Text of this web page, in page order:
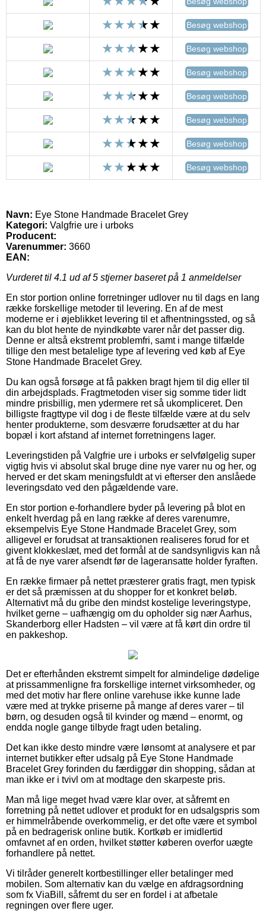
Besøg webshop
Besøg webshop
Besøg webshop
Besøg webshop
Besøg webshop
Besøg webshop
Besøg webshop
Navn: Eye Stone Handmade Bracelet Grey
Kategori: Valgfrie ure i urboks
Producent:
Varenummer: 3660
EAN:
Vurderet til 4.1 ud af 5 stjerner baseret på 1 anmeldelser
En stor portion online forretninger udlover nu til dags en lang
række forskellige metoder til levering. En af de mest
moderne er i øjeblikket levering til et afhentningssted, og så
kan du blot hente de nyindkøbte varer når det passer dig.
Denne er altså ekstremt problemfri, samt i mange tilfælde
tillige den mest betalelige type af levering ved køb af Eye
Stone Handmade Bracelet Grey.
Du kan også forsøge at få pakken bragt hjem til dig eller til
din arbejdsplads. Fragtmetoden viser sig somme tider lidt
mindre prisbillig, men ydermere ret så ukompliceret. Den
billigste fragttype vil dog i de fleste tilfælde være at du selv
henter produkterne, som desværre forudsætter at du har
bopæl i kort afstand af internet forretningens lager.
Leveringstiden på Valgfrie ure i urboks er selvfølgelig super
vigtig hvis vi absolut skal bruge dine nye varer nu og her, og
herved er det skam meningsfuldt at vi efterser den anslåede
leveringsdato ved den pågældende vare.
En stor portion e-forhandlere byder på levering på blot en
enkelt hverdag på en lang række af deres varenumre,
eksempelvis Eye Stone Handmade Bracelet Grey, som
alligevel er forudsat at transaktionen realiseres forud for et
givent klokkeslæt, med det formål at de sandsynligvis kan nå
at få de nye varer afsendt før de lageransatte holder fyraften.
En række firmaer på nettet præsterer gratis fragt, men typisk
er det så præmissen at du shopper for et konkret beløb.
Alternativt må du gribe den mindst kostelige leveringstype,
hvilket gerne – uafhængig om du opholder sig nær Aarhus,
Skanderborg eller Hadsten – vil være at få kørt din ordre til
en pakkeshop.
Det er efterhånden ekstremt simpelt for almindelige dødelige
at prissammenligne fra forskellige internet virksomheder, og
med det motiv har flere online varehuse ikke kunne lade
være med at trykke priserne på mange af deres varer – til
børn, og desuden også til kvinder og mænd – enormt, og
endda nogle gange tilbyde fragt uden betaling.
Det kan ikke desto mindre være lønsomt at analysere et par
internet butikker efter udsalg på Eye Stone Handmade
Bracelet Grey forinden du færdiggør din shopping, sådan at
man ikke er i tvivl om at modtage den skarpeste pris.
Man må lige meget hvad være klar over, at såfremt en
forretning på nettet udlover et produkt for en udsalgspris som
er himmelråbende overkommelig, er det ofte være et symbol
på en bedragerisk online butik. Kortkøb er imidlertid
omfavnet af en orden, hvilket støtter køberen overfor uægte
forhandlere på nettet.
Vi tilråder generelt kortbestillinger eller betalinger med
mobilen. Som alternativ kan du vælge en afdragsordning
som fx ViaBill, såfremt du ser en fordel i at afbetale
regningen over flere uger.